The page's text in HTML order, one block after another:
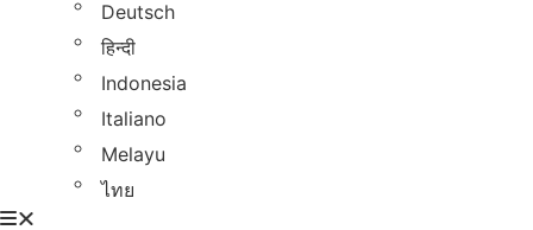
Deutsch
हिन्दी
Indonesia
Italiano
Melayu
ไทย